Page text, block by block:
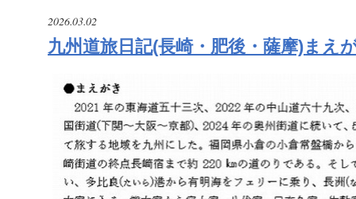
2026.03.02
九州道旅日記(長崎・肥後・薩摩)まえ